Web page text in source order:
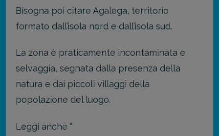
Bisogna poi citare Agalega, territorio
formato dall’isola nord e dall’isola sud.
La zona è praticamente incontaminata e
selvaggia, segnata dalla presenza della
natura e dai piccoli villaggi della
popolazione del luogo.
Leggi anche “